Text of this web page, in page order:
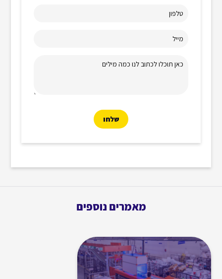
טלפון
מייל
כאן תוכלו לכתוב לנו כמה מילים
מאמרים נוספים